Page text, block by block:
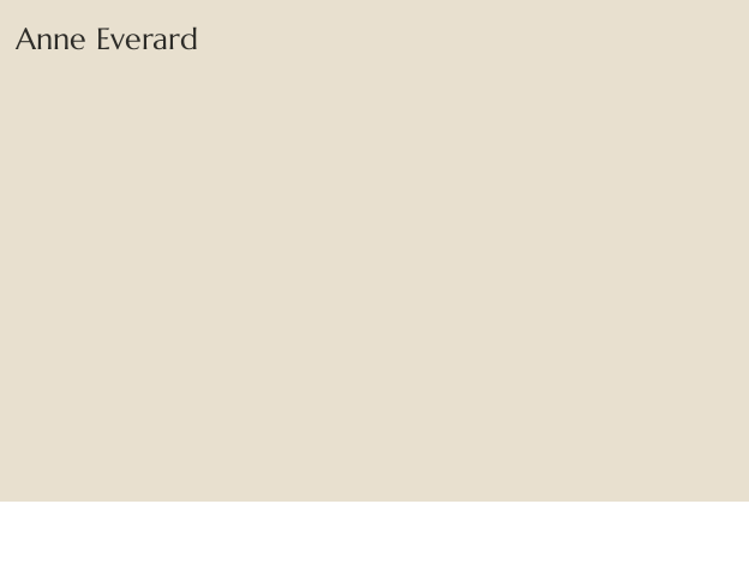
Anne Everard